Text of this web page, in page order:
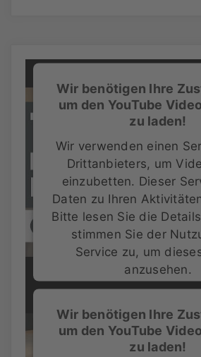
Wir benötigen Ihre
um den YouTube
zu laden!
Wir verwenden einen
Drittanbieters, um
einzubetten. Dieser
Daten zu Ihren
Bitte lesen Sie die
stimmen Sie der
Service zu, um
anzusehen.
Mehr Informationen
Akzeptieren
Wir benötigen Ihre
um den YouTube
zu laden!